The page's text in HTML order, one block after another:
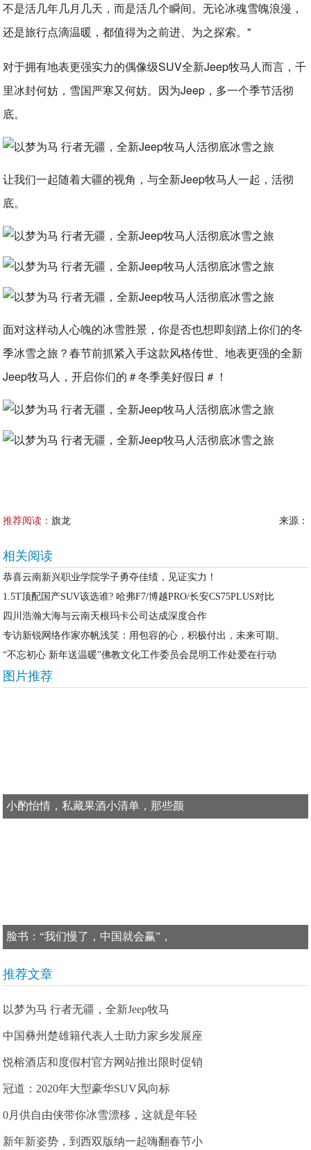
不是活几年几月几天，而是活几个瞬间。无论冰魂雪魄浪漫，
还是旅行点滴温暖，都值得为之前进、为之探索。"
对于拥有地表更强实力的偶像级SUV全新Jeep牧马人而言，千
里冰封何妨，雪国严寒又何妨。因为Jeep，多一个季节活彻
底。
让我们一起随着大疆的视角，与全新Jeep牧马人一起，活彻
底。
面对这样动人心魄的冰雪胜景，你是否也想即刻踏上你们的冬
季冰雪之旅？春节前抓紧入手这款风格传世、地表更强的全新
Jeep牧马人，开启你们的＃冬季美好假日＃！
推荐阅读：旗龙 来源：
相关阅读
恭喜云南新兴职业学院学子勇夺佳绩，见证实力！
1.5T顶配国产SUV该选谁? 哈弗F7/博越PRO/长安CS75PLUS对比
四川浩瀚大海与云南天根玛卡公司达成深度合作
专访新锐网络作家亦帆浅笑：用包容的心，积极付出，未来可期。
“不忘初心 新年送温暖”佛教文化工作委员会昆明工作处爱在行动
图片推荐
小酌怡情，私藏果酒小清单，那些颜
脸书：“我们慢了，中国就会赢”，
推荐文章
以梦为马 行者无疆，全新Jeep牧马
中国彝州楚雄籍代表人士助力家乡发展座
悦榕酒店和度假村官方网站推出限时促销
冠道：2020年大型豪华SUV风向标
0月供自由侠带你冰雪漂移，这就是年轻
新年新姿势，到西双版纳一起嗨翻春节小